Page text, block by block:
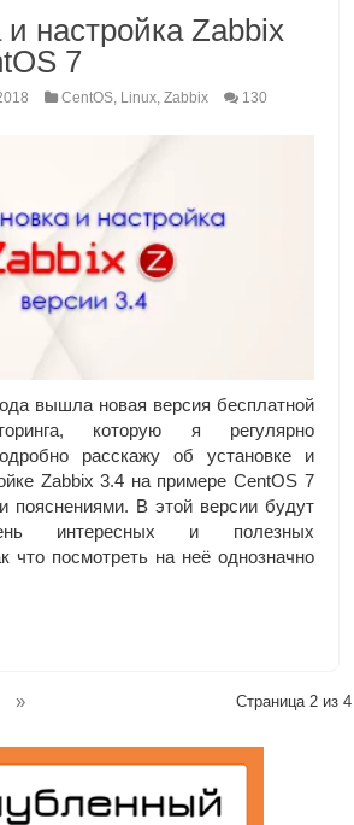
и настройка Zabbix
7
CentOS, Linux,Zabbix
130
вышла новая версия бесплатной
которую я регулярно
расскажу об установке и
Zabbix 3.4 на примере CentOS 7
пояснениями. В этой версии будут
интересных и полезных
что посмотреть на неё однозначно
Страница 2 из 4
»